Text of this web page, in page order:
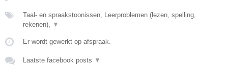
Taal- en spraakstoonissen, Leerproblemen (lezen, spelling,
rekenen), ▼
Er wordt gewerkt op afspraak.
Laatste facebook posts ▼